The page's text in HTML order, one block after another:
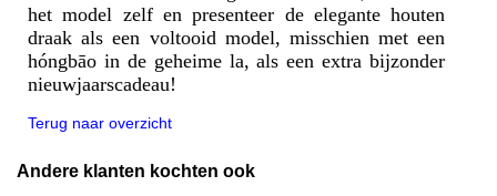
het model zelf en presenteer de elegante houten
draak als een voltooid model, misschien met een
hóngbāo in de geheime la, als een extra bijzonder
nieuwjaarscadeau!
Terug naar overzicht
Andere klanten kochten ook